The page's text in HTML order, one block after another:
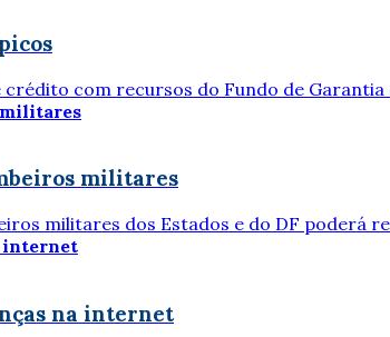
com recursos do Fundo de Garantia
militares
militares dos Estados e do DF poderá
na internet